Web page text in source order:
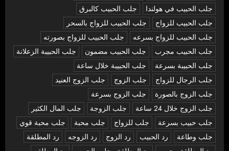
جلب الحبيب في هولندا
جلب الحبيب كالبرق
جلب الحبيب للزواج
جلب الحبيب للزواج بالسحر
جلب الحبيب للزواج بسرعه
جلب الحبيب للزواج بصورته
جلب الحبيب مجرب
جلب الحبيب مضمون
جلب الحبيبة الزعلانة
جلب الحبيبة بسرعة
جلب الحبيبة خلال ساعة
جلب الرجال للزواج
جلب الزوج
جلب الزوج العنيد
جلب الزوج بالصورة
جلب الزوج بسرعة
جلب الزوج خلال 24 ساعة
جلب الزوجة
جلب المال الكثير
جلب حبيب بسرعة
جلب للزواج جلب محبة
جلب محبة قوي
جلب وطاعة
رد الحبيب رد الزوج رد الزوجه
رد المطلقة